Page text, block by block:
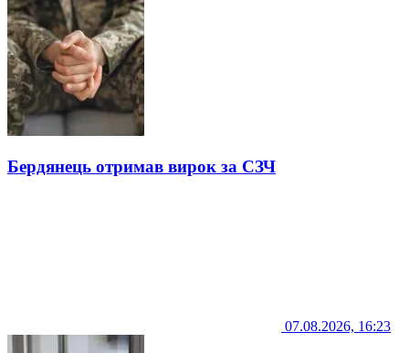
Бердянець отримав вирок за СЗЧ
07.08.2026, 16:23